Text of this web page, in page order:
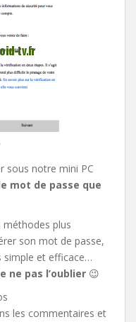
sous notre mini PC
mot de passe que
méthodes plus
son mot de passe,
simple et efficace…
ne pas l’oublier 😉
les commentaires et